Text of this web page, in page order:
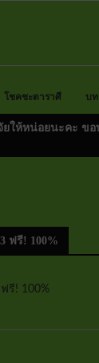
โชคชะตาราศี บ
ยให้หน่อยนะคะ ข
ฟรี! 100%
รี! 100%